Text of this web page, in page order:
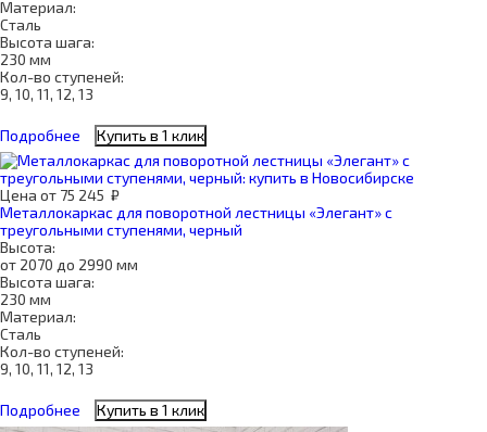
Материал:
Сталь
Высота шага:
230 мм
Кол-во ступеней:
9, 10, 11, 12, 13
Подробнее Купить в 1 клик
Цена от 75 245 ₽
Металлокаркас для поворотной лестницы «Элегант» с
треугольными ступенями, черный
Высота:
от 2070 до 2990 мм
Высота шага:
230 мм
Материал:
Сталь
Кол-во ступеней:
9, 10, 11, 12, 13
Подробнее Купить в 1 клик